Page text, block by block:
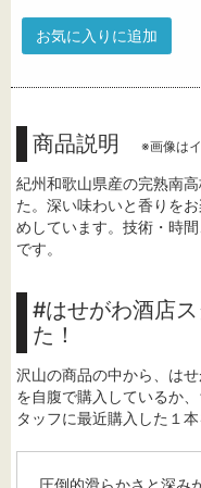
お気に入りに追加
商品説明 ※画像は
紀州和歌山県産の完熟南
た。深い味わいと香りを
めしています。技術・時
です。
#はせがわ酒店
た！
沢山の商品の中から、は
を自腹で購入しているか
タッフに最近購入した１